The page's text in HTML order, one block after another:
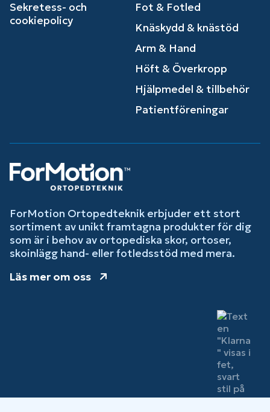
Sekretess- och
cookiepolicy
Fot & Fotled
Knäskydd & knästöd
Arm & Hand
Höft & Överkropp
Hjälpmedel & tillbehör
Patientföreningar
ForMotion Ortopedteknik erbjuder ett stort
sortiment av unikt framtagna produkter för dig
som är i behov av ortopediska skor, ortoser,
skoinlägg hand- eller fotledsstöd med mera.
Läs mer om oss